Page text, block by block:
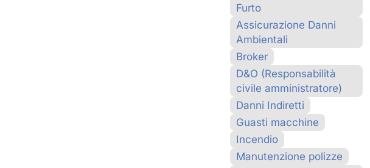
Furto
Assicurazione Danni
Ambientali
Broker
D&O (Responsabilità
civile amministratore)
Danni Indiretti
Guasti macchine
Incendio
Manutenzione polizze